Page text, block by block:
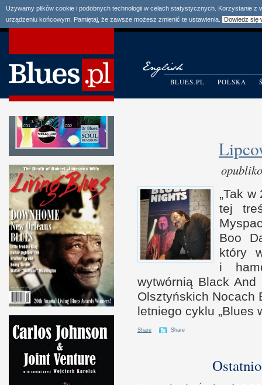
Używamy plików cookie i podobnych technologii w celach statystycznych. Korzystanie
urządzeniu końcowym. Pamiętaj, że zawsze możesz zmienić te ustawienia.
Dowiedz się
BLUES.PL POLSKA
„Tak w
tej
Boo
który
i h
wytwórnią Black
Olsztyńskich Nocach
letniego cyklu „Blues
Share Share